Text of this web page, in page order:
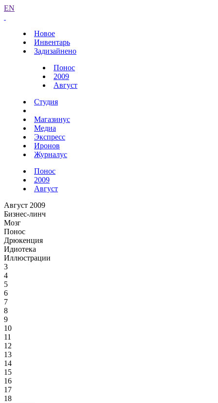
EN
Новое
Инвентарь
Задизайнено
Понос
2009
Август
Студия
Магазинус
Медиа
Экспресс
Иронов
Журналус
Понос
2009
Август
Август 2009
Бизнес-линч
Мозг
Понос
Дрюкенция
Идиотека
Иллюстрации
3
4
5
6
7
8
9
10
11
12
13
14
15
16
17
18